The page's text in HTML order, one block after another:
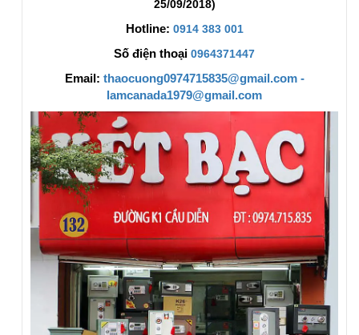
25/09/2018)
Hotline: 0914 383 001
Số điện thoại 0964371447
Email: thaocuong0974715835@gmail.com -
lamcanada1979@gmail.com